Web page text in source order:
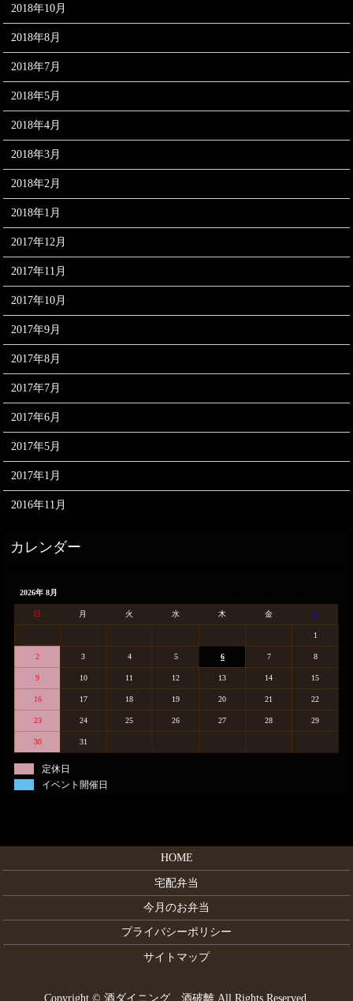
2018年10月
2018年8月
2018年7月
2018年5月
2018年4月
2018年3月
2018年2月
2018年1月
2017年12月
2017年11月
2017年10月
2017年9月
2017年8月
2017年7月
2017年6月
2017年5月
2017年1月
2016年11月
2026年 8月
日 月 火 水 木 金 土
1
2 3 4 5 6 7 8
9 10 11 12 13 14 15
16 17 18 19 20 21 22
23 24 25 26 27 28 29
30 31
定休日
イベント開催日
HOME
宅配弁当
今月のお弁当
プライバシーポリシー
サイトマップ
Copyright © 酒ダイニング 酒破離 All Rights Reserved.